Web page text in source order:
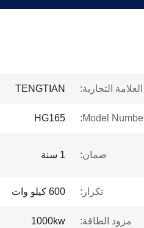
التجارية: TENGTIAN
Model
HG165
ضمان: 1 سنة
تكرار: 600 كيلو وات
مزود الطاقة: 1000kw